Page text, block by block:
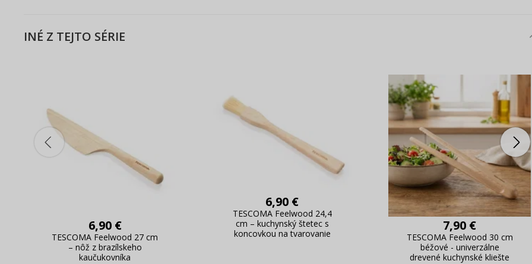
INÉ Z TEJTO SÉRIE
6,90 €
TESCOMA Feelwood 27 cm
– nôž z brazílskeho
kaučukovníka
6,90 €
TESCOMA Feelwood 24,4
cm – kuchynský štetec s
koncovkou na tvarovanie
7,90 €
TESCOMA Feelwood 30 cm
béžové - univerzálne
drevené kuchynské kliešte